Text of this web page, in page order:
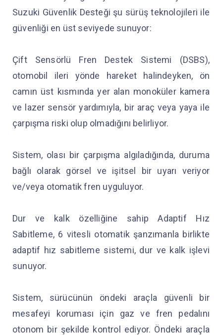
Suzuki Güvenlik Desteği şu sürüş teknolojileri ile
güvenliği en üst seviyede sunuyor:
Çift Sensörlü Fren Destek Sistemi (DSBS),
otomobil ileri yönde hareket halindeyken, ön
camın üst kısmında yer alan monoküler kamera
ve lazer sensör yardımıyla, bir araç veya yaya ile
çarpışma riski olup olmadığını belirliyor.
Sistem, olası bir çarpışma algıladığında, duruma
bağlı olarak görsel ve işitsel bir uyarı veriyor
ve/veya otomatik fren uyguluyor.
Dur ve kalk özelliğine sahip Adaptif Hız
Sabitleme, 6 vitesli otomatik şanzımanla birlikte
adaptif hız sabitleme sistemi, dur ve kalk işlevi
sunuyor.
Sistem, sürücünün öndeki araçla güvenli bir
mesafeyi koruması için gaz ve fren pedalını
otonom bir şekilde kontrol ediyor. Öndeki araçla